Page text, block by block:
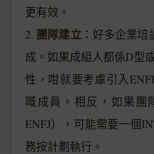
更有效。
2. 團隊建立 ：好多企業
成。如果成組人都係D型
性，咁就要考慮引入
嘅成員。相反，如果團
ENFJ），可能需要一個
務按計劃執行。